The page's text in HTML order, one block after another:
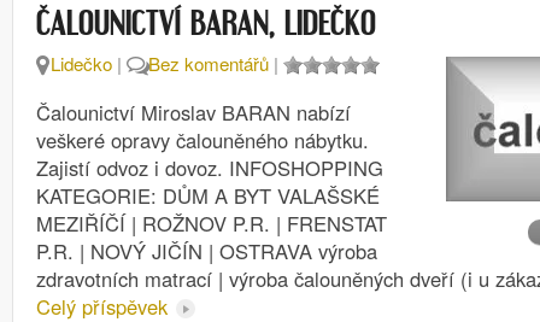
ČALOUNICTVÍ BARAN, LIDEČKO
Lidečko | Bez komentářů |
Čalounictví Miroslav BARAN nabízí
veškeré opravy čalouněného nábytku.
Zajistí odvoz i dovoz. INFOSHOPPING
KATEGORIE: DŮM A BYT VALAŠSKÉ
MEZIŘÍČÍ | ROŽNOV P.R. | FRENSTAT
P.R. | NOVÝ JIČÍN | OSTRAVA výroba
zdravotních matrací | výroba čalouněných dveří (i u
Celý příspěvek